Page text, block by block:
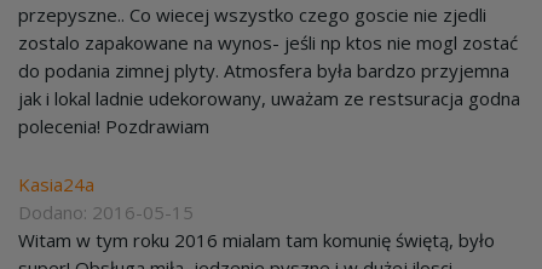
przepyszne.. Co wiecej wszystko czego goscie nie zjedli
zostalo zapakowane na wynos- jeśli np ktos nie mogl zostać
do podania zimnej plyty. Atmosfera była bardzo przyjemna
jak i lokal ladnie udekorowany, uważam ze restsuracja godna
polecenia! Pozdrawiam
Kasia24a
Dodano: 2016-05-15
Witam w tym roku 2016 mialam tam komunię świętą, było